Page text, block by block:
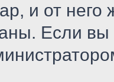
и от него
Если